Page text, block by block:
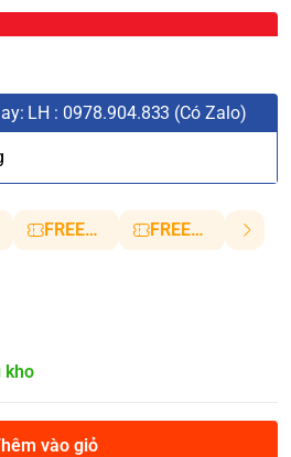
LH : 0978.904.833 (Có Zalo)
FREESHIP5 FREESHIP10
kho
vào giỏ